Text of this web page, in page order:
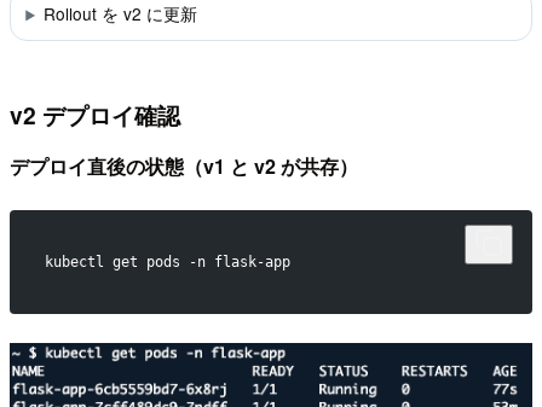
Rollout を v2 に更新
v2 デプロイ確認
デプロイ直後の状態（v1 と v2 が共存）
kubectl get pods -n flask-app